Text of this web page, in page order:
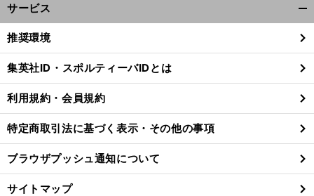
サービス
閉
る
推奨環境
集英社ID・スポルティーバIDとは
利用規約・会員規約
特定商取引法に基づく表示・その他の事項
ブラウザプッシュ通知について
サイトマップ